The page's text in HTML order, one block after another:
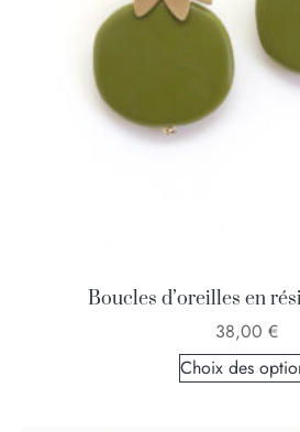
Boucles d’oreilles en
38,00 €
Choix des